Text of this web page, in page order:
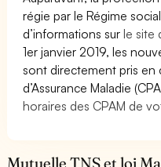
régie par le Régime
d’informations surle site
1er janvier 2019, les
sont directement pris en
d’Assurance Maladie
horaires des CPAM de
Mutuelle TNS et loi